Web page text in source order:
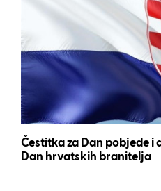
Čestitka za Dan pobjede i
Dan hrvatskih branitelja